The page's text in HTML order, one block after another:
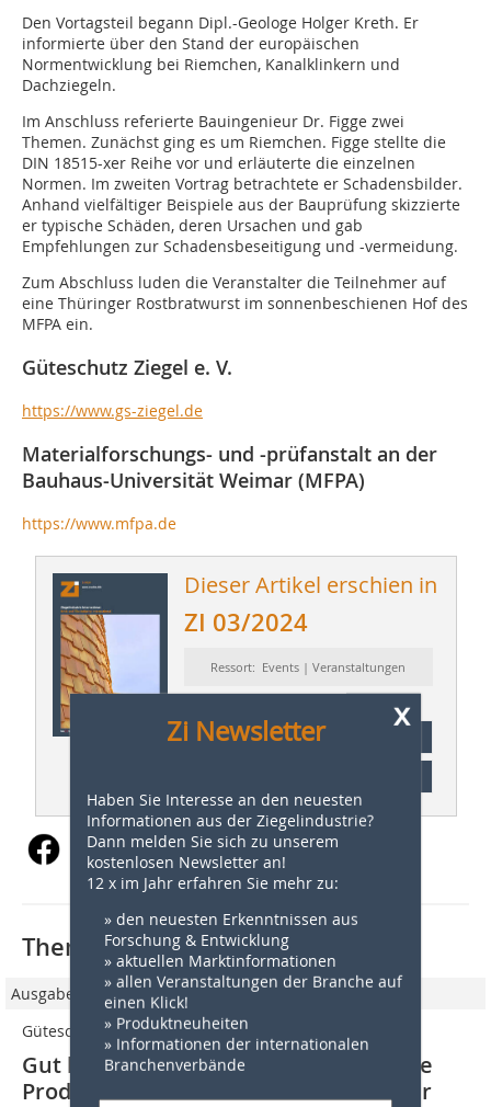
Den Vortagsteil begann Dipl.-Geologe Holger Kreth. Er
informierte über den Stand der europäischen
Normentwicklung bei Riemchen, Kanalklinkern und
Dachziegeln.
Im Anschluss referierte Bauingenieur Dr. Figge zwei
Themen. Zunächst ging es um Riemchen. Figge stellte die
DIN 18515-xer Reihe vor und erläuterte die einzelnen
Normen. Im zweiten Vortrag betrachtete er Schadensbilder.
Anhand vielfältiger Beispiele aus der Bauprüfung skizzierte
er typische Schäden, deren Ursachen und gab
Empfehlungen zur Schadensbeseitigung und -vermeidung.
Zum Abschluss luden die Veranstalter die Teilnehmer auf
eine Thüringer Rostbratwurst im sonnenbeschienen Hof des
MFPA ein.
Güteschutz Ziegel e. V.
https://www.gs-ziegel.de
Materialforschungs- und -prüfanstalt an der
Bauhaus-Universität Weimar (MFPA)
https://www.mfpa.de
Dieser Artikel erschien in
ZI 03/2024
Ressort: Events | Veranstaltungen
Abonnement
x
Zi Newsletter
Haben Sie Interesse an den neuesten
Informationen aus der Ziegelindustrie?
Dann melden Sie sich zu unserem
kostenlosen Newsletter an!
12 x im Jahr erfahren Sie mehr zu:
» den neuesten Erkenntnissen aus
Forschung & Entwicklung
» aktuellen Marktinformationen
» allen Veranstaltungen der Branche auf
einen Klick!
» Produktneuheiten
» Informationen der internationalen
Branchenverbände
Thematisch passende Artikel:
Ausgabe 3/2015
Güteschutz Ziegel e.V.
Gut besuchter Workshop Werkseigene
Produktionskontrolle (WPK) in Weimar